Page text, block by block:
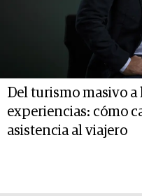
Del turismo masivo a
experiencias: cómo
asistencia al viajero